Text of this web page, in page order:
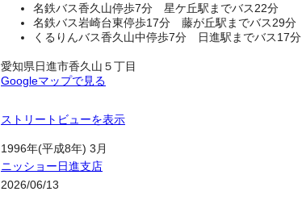
名鉄バス香久山停歩7分 星ケ丘駅までバス22分
名鉄バス岩崎台東停歩17分 藤が丘駅までバス29分
くるりんバス香久山中停歩7分 日進駅までバス17分
愛知県日進市香久山５丁目
Googleマップで見る
ストリートビューを表示
1996年(平成8年) 3月
ニッショー日進支店
2026/06/13